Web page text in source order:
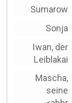
Sumarow
Sonja
Iwan, der
Leiblakai
Mascha,
seine